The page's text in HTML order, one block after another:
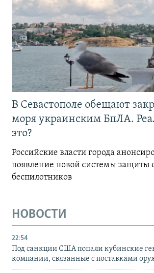
В Севастополе обещают
моря украинским БпЛА.
это?
Российские власти города
появление новой системы защиты
беспилотников
НОВОСТИ
22:54
Под санкции США попали кубинские
компании, связанные с поставками